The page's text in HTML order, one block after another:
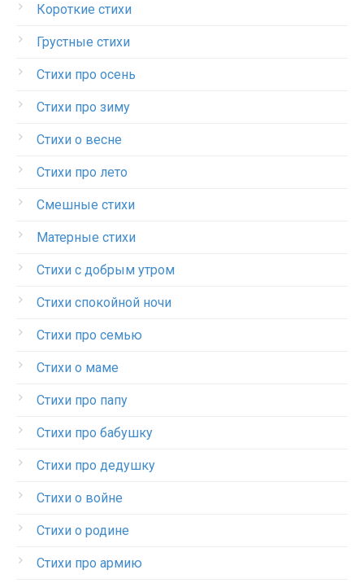
Короткие стихи
Грустные стихи
Стихи про осень
Стихи про зиму
Стихи о весне
Стихи про лето
Смешные стихи
Матерные стихи
Стихи с добрым утром
Стихи спокойной ночи
Стихи про семью
Стихи о маме
Стихи про папу
Стихи про бабушку
Стихи про дедушку
Стихи о войне
Стихи о родине
Стихи про армию